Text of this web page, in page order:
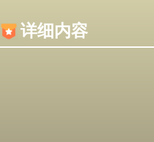
详细内容